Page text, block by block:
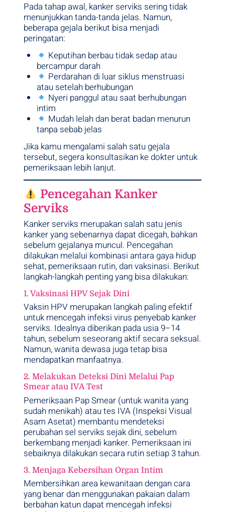
Pada tahap awal, kanker serviks sering tidak
menunjukkan tanda-tanda jelas. Namun,
beberapa gejala berikut bisa menjadi
peringatan:
Keputihan berbau tidak sedap atau
bercampur darah
Perdarahan di luar siklus menstruasi
atau setelah berhubungan
Nyeri panggul atau saat berhubungan
intim
Mudah lelah dan berat badan menurun
tanpa sebab jelas
Jika kamu mengalami salah satu gejala
tersebut, segera konsultasikan ke dokter untuk
pemeriksaan lebih lanjut.
Pencegahan Kanker
Serviks
Kanker serviks merupakan salah satu jenis
kanker yang sebenarnya dapat dicegah, bahkan
sebelum gejalanya muncul. Pencegahan
dilakukan melalui kombinasi antara gaya hidup
sehat, pemeriksaan rutin, dan vaksinasi. Berikut
langkah-langkah penting yang bisa dilakukan:
1. Vaksinasi HPV Sejak Dini
Vaksin HPV merupakan langkah paling efektif
untuk mencegah infeksi virus penyebab kanker
serviks. Idealnya diberikan pada usia 9–14
tahun, sebelum seseorang aktif secara seksual.
Namun, wanita dewasa juga tetap bisa
mendapatkan manfaatnya.
2. Melakukan Deteksi Dini Melalui Pap
Smear atau IVA Test
Pemeriksaan Pap Smear (untuk wanita yang
sudah menikah) atau tes IVA (Inspeksi Visual
Asam Asetat) membantu mendeteksi
perubahan sel serviks sejak dini, sebelum
berkembang menjadi kanker. Pemeriksaan ini
sebaiknya dilakukan secara rutin setiap 3 tahun.
3. Menjaga Kebersihan Organ Intim
Membersihkan area kewanitaan dengan cara
yang benar dan menggunakan pakaian dalam
berbahan katun dapat mencegah infeksi